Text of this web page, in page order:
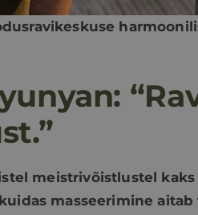
meistrivõistlustel
masseerimine